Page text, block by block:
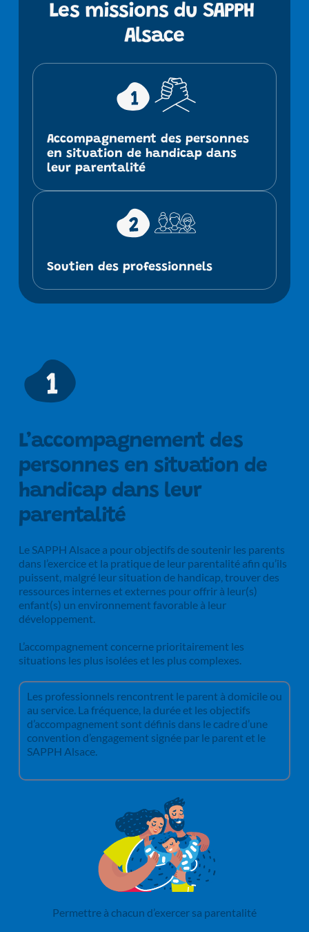
Les missions du SAPPH
Alsace
Accompagnement des personnes
en situation de handicap dans
leur parentalité
Soutien des professionnels
L’accompagnement des
personnes en situation de
handicap dans leur
parentalité
Le SAPPH Alsace a pour objectifs de soutenir les parents
dans l’exercice et la pratique de leur parentalité afin qu’ils
puissent, malgré leur situation de handicap, trouver des
ressources internes et externes pour offrir à leur(s)
enfant(s) un environnement favorable à leur
développement.
L’accompagnement concerne prioritairement les
situations les plus isolées et les plus complexes.
Les professionnels rencontrent le parent à domicile ou
au service. La fréquence, la durée et les objectifs
d’accompagnement sont définis dans le cadre d’une
convention d’engagement signée par le parent et le
SAPPH Alsace.
Permettre à chacun d’exercer sa parentalité